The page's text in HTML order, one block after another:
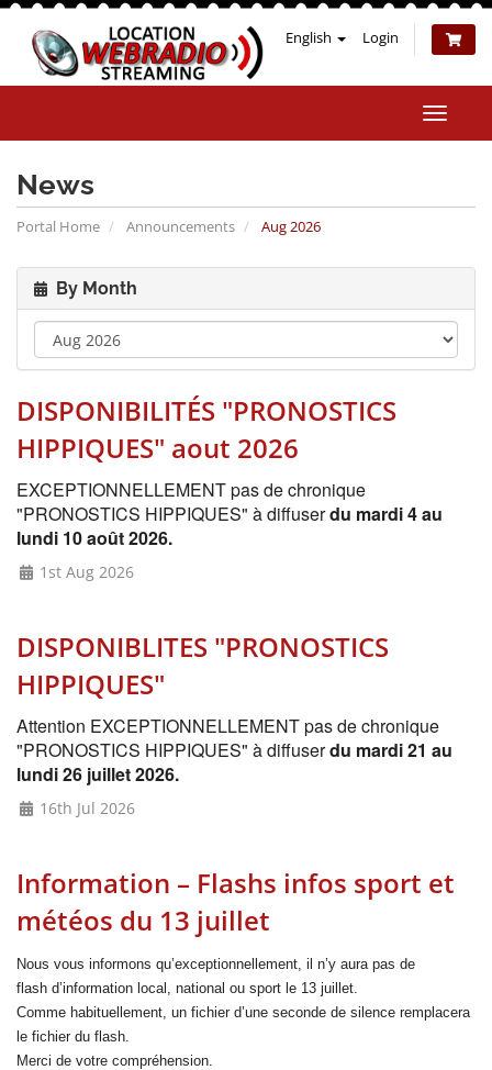
English Login
Toggle
News
Portal Home Announcements Aug 2026
By Month
DISPONIBILITÉS "PRONOSTICS
HIPPIQUES" aout 2026
EXCEPTIONNELLEMENT pas de chronique
"PRONOSTICS HIPPIQUES" à diffuserdu mardi 4 au
lundi 10 août 2026.
1st Aug 2026
DISPONIBLITES "PRONOSTICS
HIPPIQUES"
Attention EXCEPTIONNELLEMENT pas de chronique
"PRONOSTICS HIPPIQUES" à diffuserdu mardi 21 au
lundi 26 juillet 2026.
16th Jul 2026
Information – Flashs infos sport et
météos du 13 juillet
Nous vous informons qu’exceptionnellement, il n’y aura pas de
flash d’information local, national ou sport le 13 juillet.
Comme habituellement, un fichier d’une seconde de silence remplacera
le fichier du flash.
Merci de votre compréhension.